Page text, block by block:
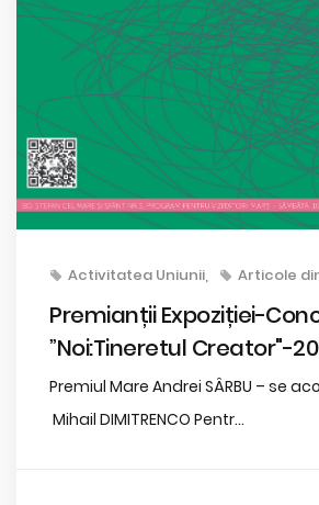
Activitatea Uniunii Articole
Premianții Expoziției-
”Noi:Tineretul Creator"-
Premiul Mare Andrei SÂRBU – se
Mihail DIMITRENCO Pentr...